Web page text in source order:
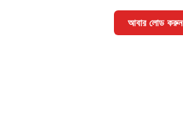
আবার লোড করুন